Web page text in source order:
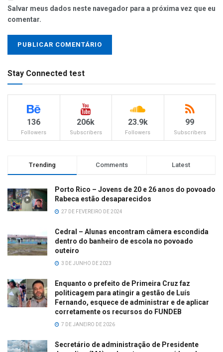
Salvar meus dados neste navegador para a próxima vez que eu
comentar.
Stay Connected test
136
Followers
206k
Subscribers
23.9k
Followers
99
Subscribers
Trending Comments Latest
Porto Rico – Jovens de 20 e 26 anos do povoado
Rabeca estão desaparecidos
27 DE FEVEREIRO DE 2024
Cedral – Alunas encontram câmera escondida
dentro do banheiro de escola no povoado
outeiro
3 DE JUNHO DE 2023
Enquanto o prefeito de Primeira Cruz faz
politicagem para atingir a gestão de Luís
Fernando, esquece de administrar e de aplicar
corretamente os recursos do FUNDEB
7 DE JANEIRO DE 2026
Secretário de administração de Presidente